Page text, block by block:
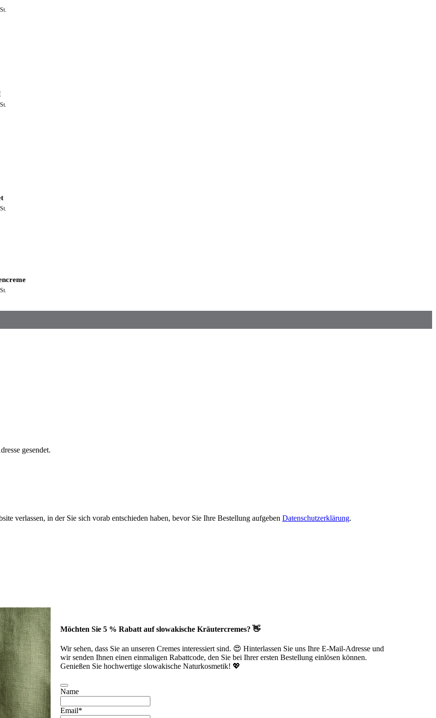
gesendet.
verlassen, in der Sie sich vorab entschieden haben, bevor Sie Ihre Bestellung aufgeben Datenschutzerklärung.
Möchten Sie 5 % Rabatt auf slowakische Kräutercremes? 👋
Wir sehen, dass Sie an unseren Cremes interessiert sind. 😍 Hinterlassen Sie uns Ihre E-Mail-Adresse und
wir senden Ihnen einen einmaligen Rabattcode, den Sie bei Ihrer ersten Bestellung einlösen können.
Genießen Sie hochwertige slowakische Naturkosmetik! 💖
Name
Email*